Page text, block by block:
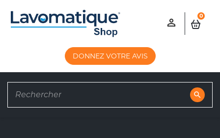

0
DONNEZ VOTRE AVIS
search